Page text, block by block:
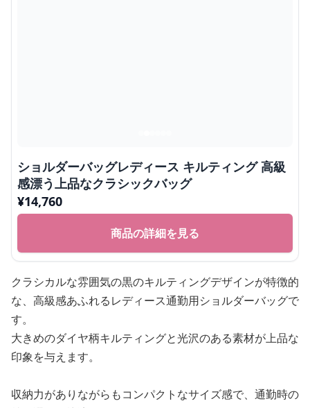
ショルダーバッグレディース キルティング 高級
感漂う上品なクラシックバッグ
¥14,760
商品の詳細を見る
クラシカルな雰囲気の黒のキルティングデザインが特徴的
な、高級感あふれるレディース通勤用ショルダーバッグで
す。
大きめのダイヤ柄キルティングと光沢のある素材が上品な
印象を与えます。
収納力がありながらもコンパクトなサイズ感で、通勤時の